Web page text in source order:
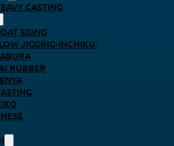
CASTING
EGING
JIGGING-INCHIKU-
RUBBER